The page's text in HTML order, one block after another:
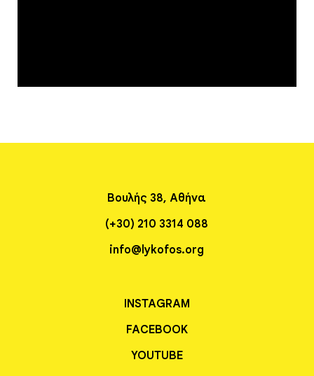
Βουλής 38, Αθήνα
(+30) 210 3314 088
info@lykofos.org
INSTAGRAM
FACEBOOK
YOUTUBE